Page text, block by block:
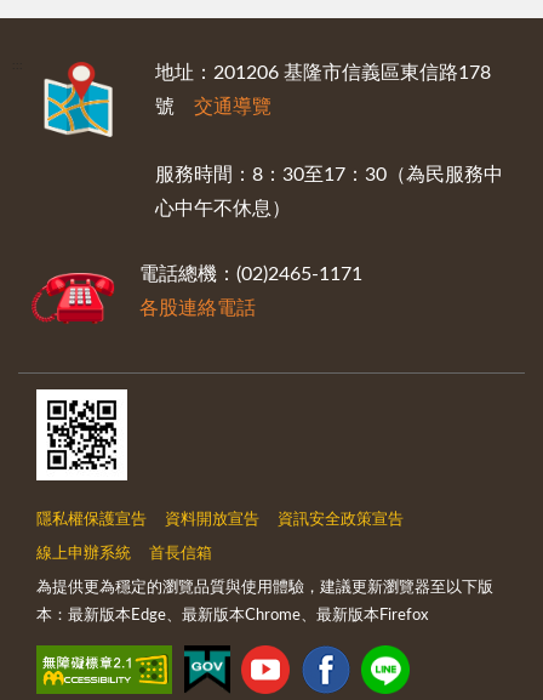
地址：201206 基隆市信義區東信路178
號 交通導覽
服務時間：8：30至17：30（為民服務中
心中午不休息）
電話總機：(02)2465-1171
各股連絡電話
隱私權保護宣告 資料開放宣告 資訊安全政策宣告
線上申辦系統 首長信箱
為提供更為穩定的瀏覽品質與使用體驗，建議更新瀏覽器至以下版
本：最新版本Edge、最新版本Chrome、最新版本Firefox